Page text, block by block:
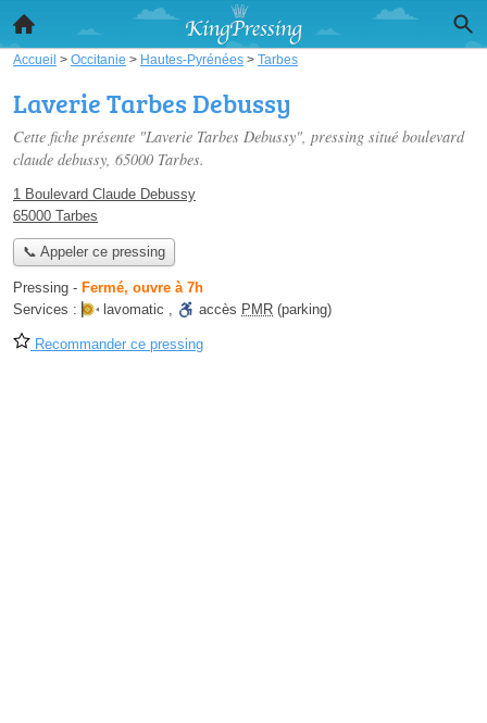
Accueil > Occitanie > Hautes-Pyrénées > Tarbes
Laverie Tarbes Debussy
Cette fiche présente "Laverie Tarbes Debussy", pressing situé boulevard
claude debussy, 65000 Tarbes.
1 Boulevard Claude Debussy
65000 Tarbes
📞 Appeler ce pressing
Pressing - Fermé, ouvre à 7h
Services :
lavomatic , accès PMR (parking)
Recommander ce pressing